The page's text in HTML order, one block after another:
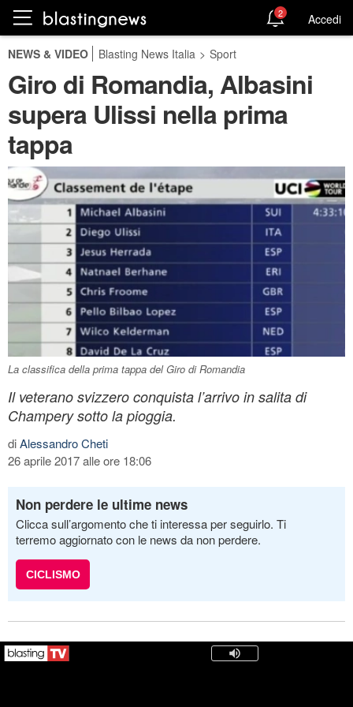
2 Accedi
NEWS & VIDEO Blasting News Italia > Sport
Giro di Romandia, Albasini
supera Ulissi nella prima
tappa
La classifica della prima tappa del Giro di Romandia
Il veterano svizzero conquista l’arrivo in salita di
Champery sotto la pioggia.
diAlessandro Cheti
26 aprile 2017 alle ore 18:06
Non perdere le ultime news
Clicca sull’argomento che ti interessa per seguirlo. Ti
terremo aggiornato con le news da non perdere.
CICLISMO